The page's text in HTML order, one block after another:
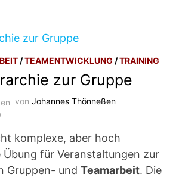
/TEAMENTWICKLUNG /TRAINING
zur Gruppe
vonJohannes Thönneßen
komplexe, aber hoch
Übung für Veranstaltungen zur
Gruppen- undTeamarbeit. Die